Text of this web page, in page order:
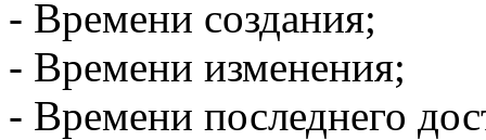
- Времени создания;
- Времени изменения;
- Времени последнего